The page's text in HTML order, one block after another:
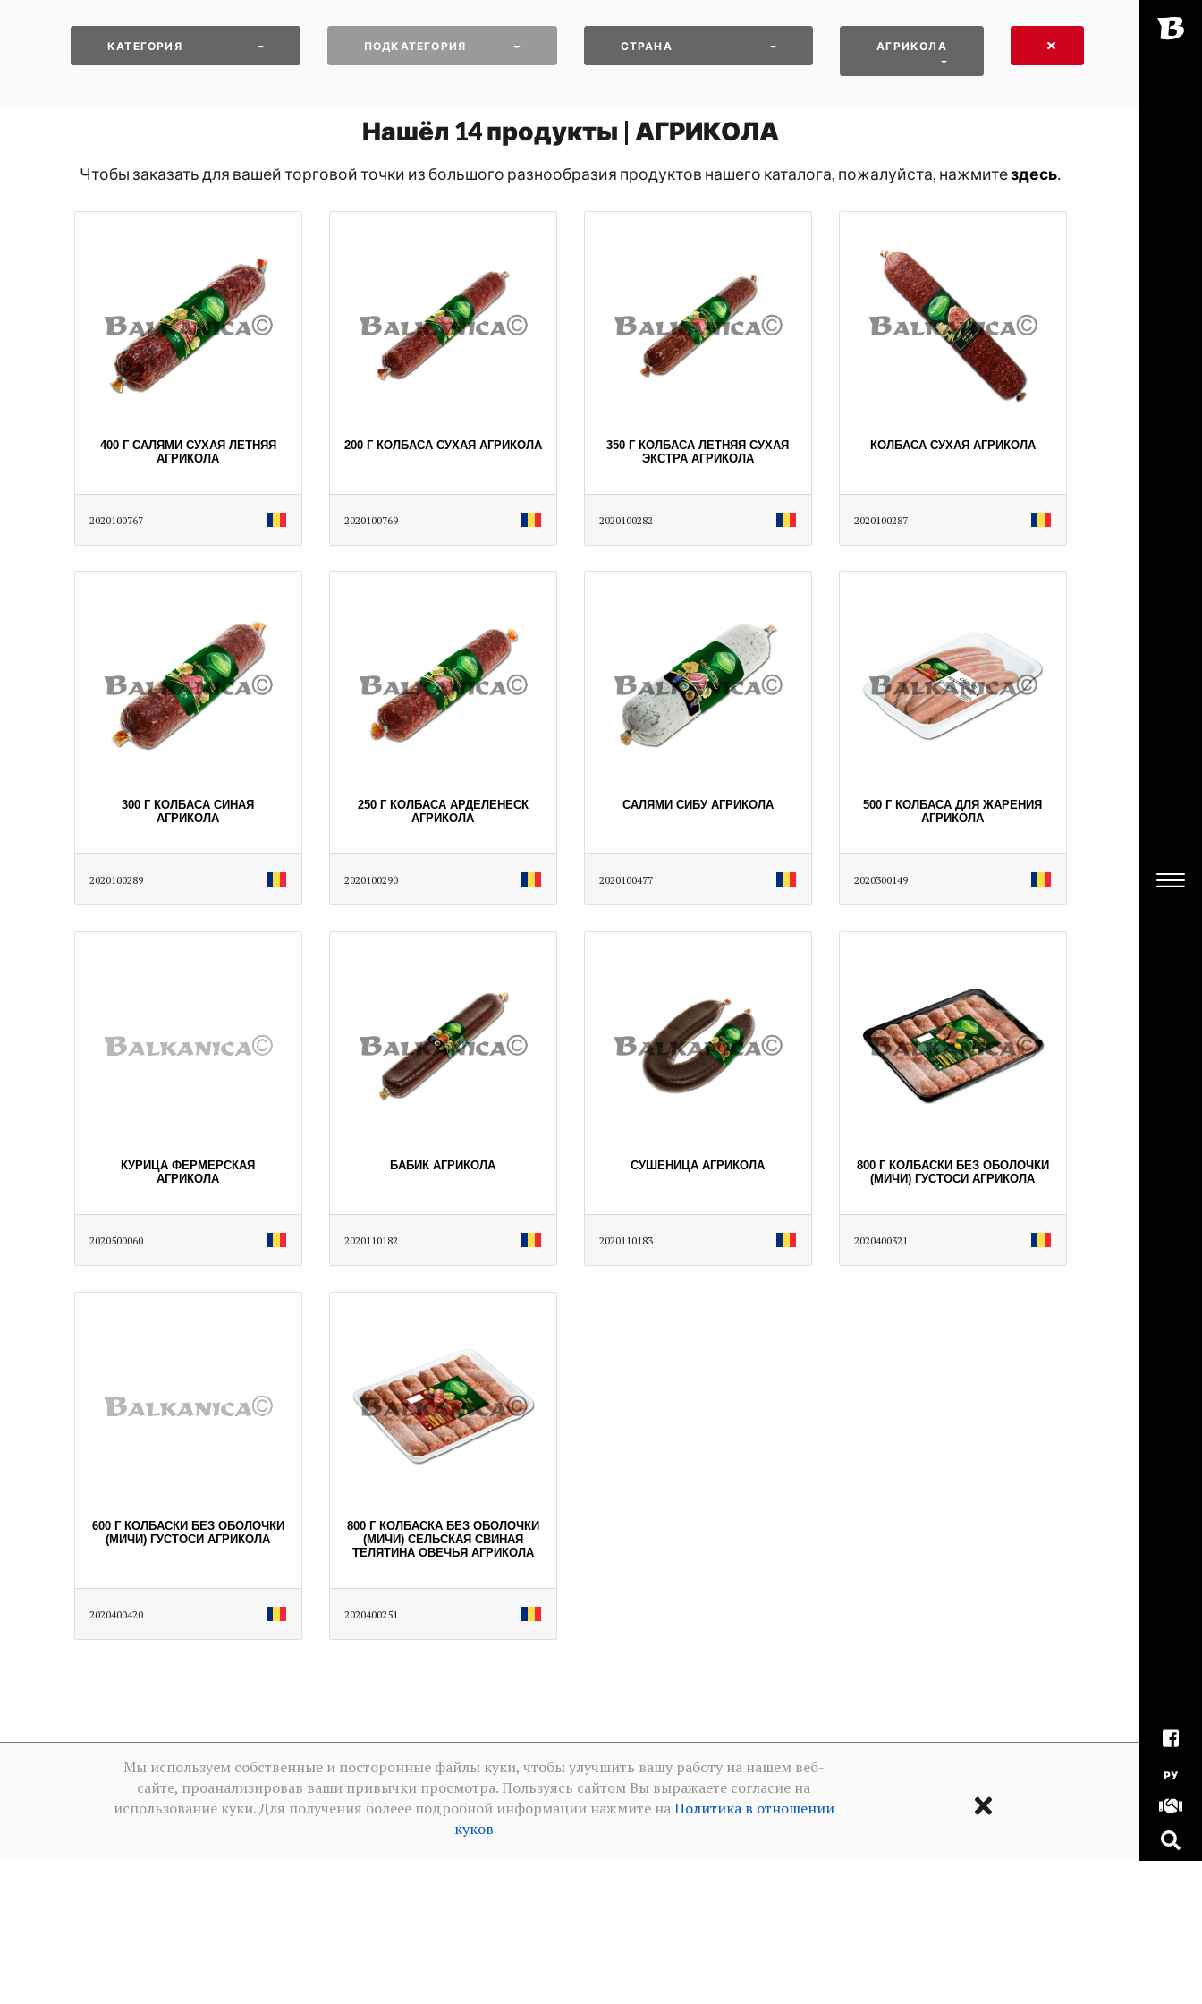
РУ
КАТЕГОРИЯ ПОДКАТЕГОРИЯ СТРАНА АГРИКОЛА
Нашёл 14продукты | АГРИКОЛА
Чтобы заказать для вашей торговой точки из большого разнообразия продуктов нашего каталога, пожалуйста, нажмитездесь․
400 Г САЛЯМИ СУХАЯ ЛЕТНЯЯ
АГРИКОЛА
2020100767
200 Г КОЛБАСА СУХАЯ АГРИКОЛА
2020100769
350 Г КОЛБАСА ЛЕТНЯЯ СУХАЯ
ЭКСТРА АГРИКОЛА
2020100282
КОЛБАСА СУХАЯ АГРИКОЛА
2020100287
300 Г КОЛБАСА СИНАЯ
АГРИКОЛА
2020100289
250 Г КОЛБАСА АРДЕЛЕНЕСК
АГРИКОЛА
2020100290
САЛЯМИ СИБУ АГРИКОЛА
2020100477
500 Г КОЛБАСА ДЛЯ ЖАРЕНИЯ
АГРИКОЛА
2020300149
КУРИЦА ФЕРМЕРСКАЯ
АГРИКОЛА
2020500060
БАБИК АГРИКОЛА
2020110182
СУШЕНИЦА АГРИКОЛА
2020110183
800 Г КОЛБАСКИ БЕЗ ОБОЛОЧКИ
(МИЧИ) ГУСТОСИ АГРИКОЛА
2020400321
600 Г КОЛБАСКИ БЕЗ ОБОЛОЧКИ
(МИЧИ) ГУСТОСИ АГРИКОЛА
2020400420
800 Г КОЛБАСКА БЕЗ ОБОЛОЧКИ
(МИЧИ) СЕЛЬСКАЯ СВИНАЯ
ТЕЛЯТИНА ОВЕЧЬЯ АГРИКОЛА
2020400251
Мы используем собственные и посторонные файлы куки, чтобы улучшить вашу работу на нашем веб-
сайте, проанализировав ваши привычки просмотра. Пользуясь сайтом Вы выражаете согласие на
использование куки. Для получения болеее подробной информации нажмите наПолитика в отношении
куков